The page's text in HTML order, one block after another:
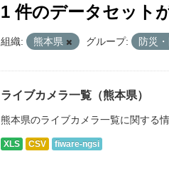
1 件のデータセット
組織: 熊本県 グループ: 防災
ライブカメラ一覧（熊本県）
熊本県のライブカメラ一覧に関する情
XLS CSV fiware-ngsi